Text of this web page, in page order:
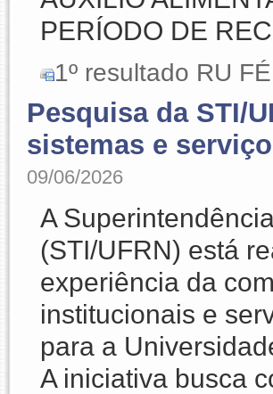
PERÍODO DE
1º resultado RU
Pesquisa da STI/
sistemas e
09/06/2026
A
(STI/UFRN) está
experiência da
institucionais e
para a
A iniciativa busca